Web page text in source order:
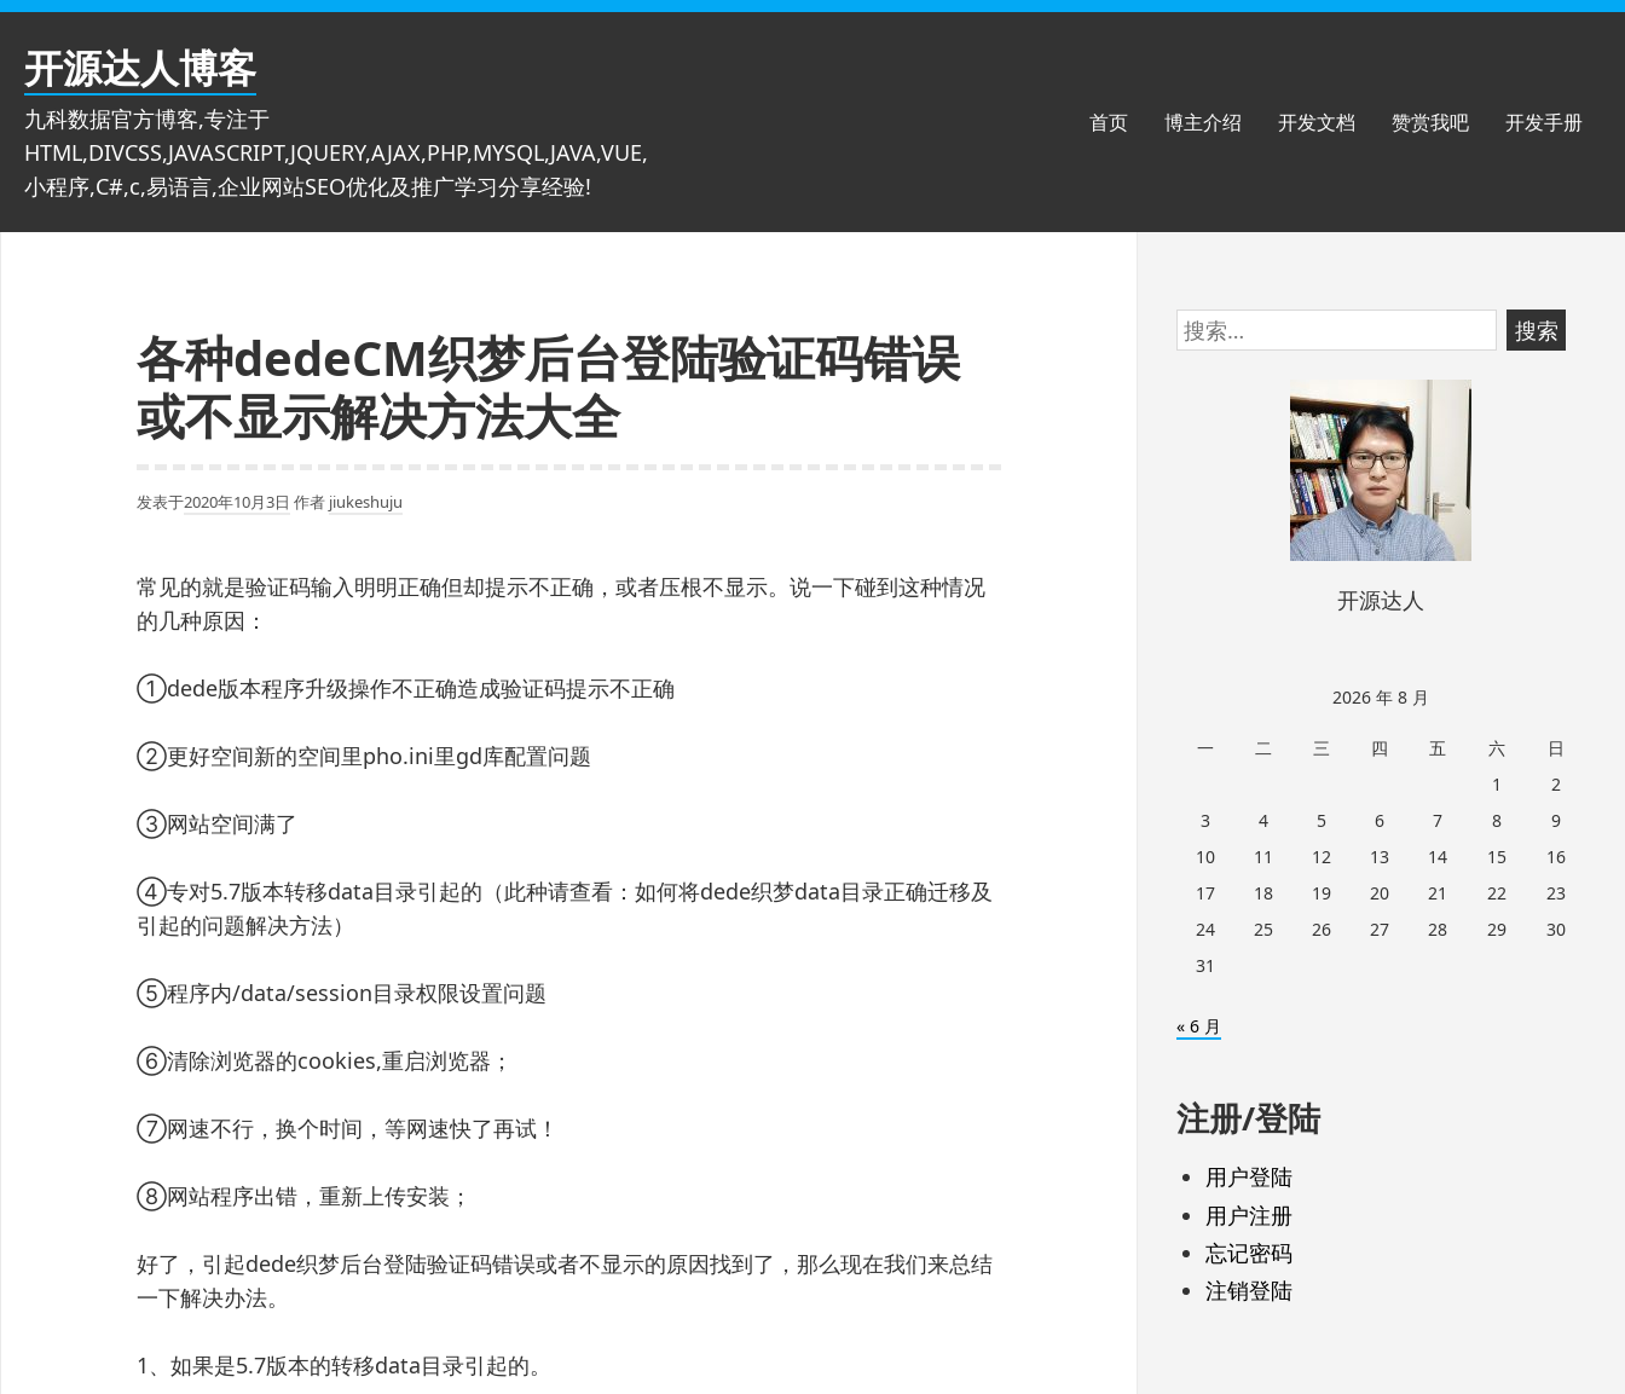
跳
开源达人博客
九科数据官方博客,专注于
HTML,DIVCSS,JAVASCRIPT,JQUERY,AJAX,PHP,MYSQL,JAVA,VUE,
小程序,C#,c,易语言,企业网站SEO优化及推广学习分享经验!
首页 博主介绍 开发文档 赞赏我吧 开发手册
各种dedeCM织梦后台登陆验证码错误
或不显示解决方法大全
发表于2020年10月3日 作者 jiukeshuju
常见的就是验证码输入明明正确但却提示不正确，或者压根不显示。说一下碰到这种情况
的几种原因：
①dede版本程序升级操作不正确造成验证码提示不正确
②更好空间新的空间里pho.ini里gd库配置问题
③网站空间满了
④专对5.7版本转移data目录引起的（此种请查看：如何将dede织梦data目录正确迁移及
引起的问题解决方法）
⑤程序内/data/session目录权限设置问题
⑥清除浏览器的cookies,重启浏览器；
⑦网速不行，换个时间，等网速快了再试！
⑧网站程序出错，重新上传安装；
好了，引起dede织梦后台登陆验证码错误或者不显示的原因找到了，那么现在我们来总结
一下解决办法。
1、如果是5.7版本的转移data目录引起的。
跳
至
搜
索：
开源达人
2026 年 8 月
一 二 三 四 五 六
日
1
2
3
4 5 6 7 8
9
10
11 12 13 14 15
16
17
18 19 20 21 22
23
24
25 26 27 28 29
30
31
« 6 月
注册/登陆
用户登陆
用户注册
忘记密码
注销登陆